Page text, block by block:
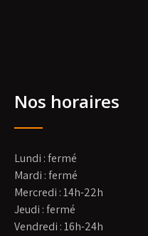
Nos horaires
Lundi : fermé
Mardi : fermé
Mercredi : 14h-22h
Jeudi : fermé
Vendredi : 16h-24h